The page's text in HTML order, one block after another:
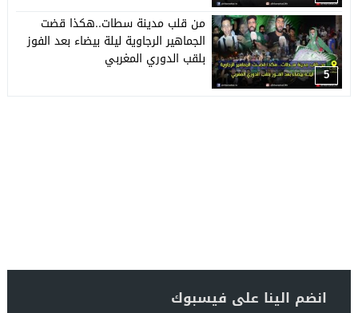
5
من قلب مدينة سطات..هكذا قضت
الجماهير الرجاوية ليلة بيضاء بعد الفوز
بلقب الدوري المغربي
انضم الينا على فيسبوك